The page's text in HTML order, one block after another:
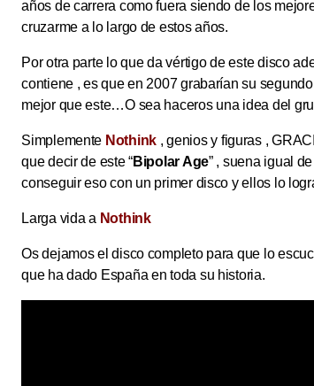
años de carrera como fuera siendo de los
cruzarme a lo largo de estos años.
Por otra parte lo que da vértigo de este disco
contiene , es que en 2007 grabarían su segundo
mejor que este…O sea haceros una idea del
Simplemente Nothink , genios y figuras ,
que decir de este “Bipolar Age” , suena igual
conseguir eso con un primer disco y ellos lo
Larga vida a Nothink
Os dejamos el disco completo para que lo
que ha dado España en toda su historia.